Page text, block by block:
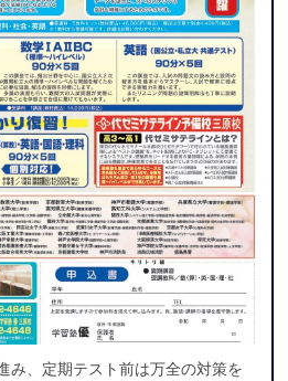
み、定期テスト前は万全の対策を